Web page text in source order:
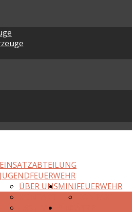
EINSATZABTEILUNG
JUGENDFEUERWEHR
ÜBER UNSMINIFEUERWEHR